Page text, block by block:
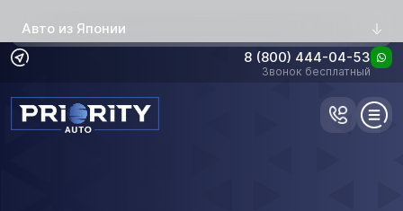
Авто из Японии
8 (800) 444-04-53
Звонок бесплатный